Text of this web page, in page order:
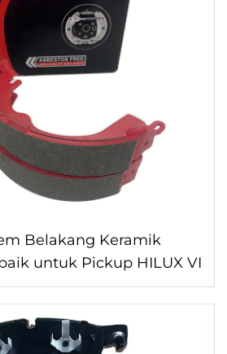
Belakang Keramik
untuk Pickup HILUX VI